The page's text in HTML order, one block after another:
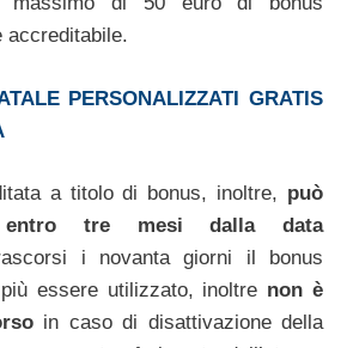
accreditabile.
PERSONALIZZATI GRATIS
a titolo di bonus, inoltre, può
entro tre mesi dalla data
i novanta giorni il bonus
essere utilizzato, inoltre non è
in caso di disattivazione della